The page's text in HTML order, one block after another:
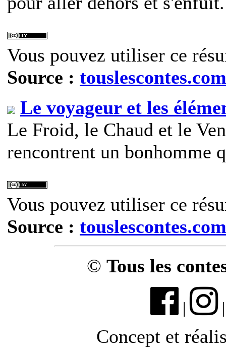
Vous pouvez utiliser ce
Source : touslescontes.com
Le voyageur et les
Le Froid, le Chaud et le
rencontrent un bonhomme
Vous pouvez utiliser ce
Source : touslescontes.com
© Tous les
|
Concept et